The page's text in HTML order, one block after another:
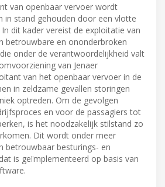
van openbaar vervoer wordt
in stand gehouden door een vlotte
dit kader vereist de exploitatie van
betrouwbare en ononderbroken
onder de verantwoordelijkheid valt
van Jenaer
van het openbaar vervoer in de
in zeldzame gevallen storingen
optreden. Om de gevolgen
en voor de passagiers tot
is het noodzakelijk stilstand zo
Dit wordt onder meer
betrouwbaar besturings- en
is geïmplementeerd op basis van